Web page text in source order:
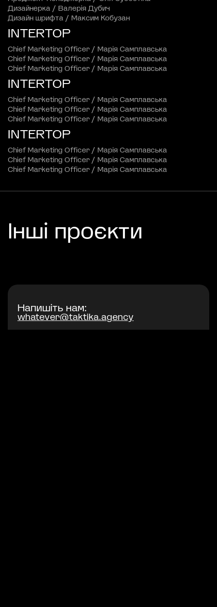
Дизайнерка / Валерія Дубич
Дизайн шрифта / Максим Кобузан
INTERTOP
Chief Marketing Officer / Марія Самплавська
Chief Marketing Officer / Марія Самплавська
Chief Marketing Officer / Марія Самплавська
INTERTOP
Chief Marketing Officer / Марія Самплавська
Chief Marketing Officer / Марія Самплавська
Chief Marketing Officer / Марія Самплавська
INTERTOP
Chief Marketing Officer / Марія Самплавська
Chief Marketing Officer / Марія Самплавська
Chief Marketing Officer / Марія Самплавська
Інші проєкти
Напишіть нам:
whatever@taktika.agency